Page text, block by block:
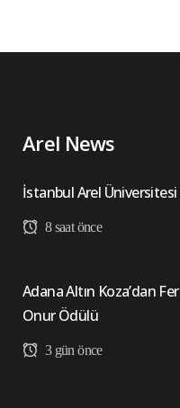
Arel News
İstanbul Arel
8 saat önce
Adana Altın Koza’dan
Onur Ödülü
3 gün önce